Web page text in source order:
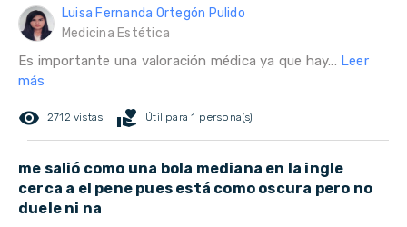
Luisa Fernanda Ortegón Pulido
Medicina Estética
Es importante una valoración médica ya que hay... Leer
más
remove_red_eye 2712 vistas volunteer_activism Útil para 1 persona(s)
me salió como una bola mediana en la ingle
cerca a el pene pues está como oscura pero no
duele ni na